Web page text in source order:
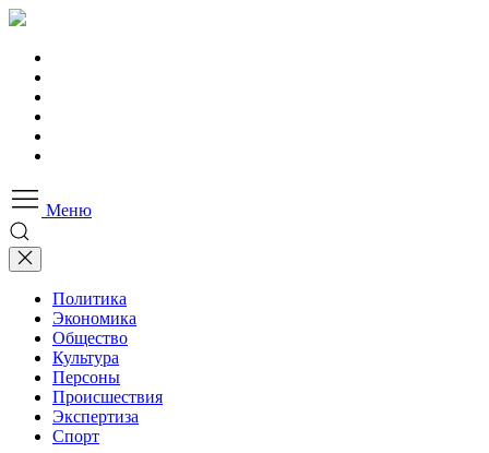
Меню
Политика
Экономика
Общество
Культура
Персоны
Происшествия
Экспертиза
Спорт